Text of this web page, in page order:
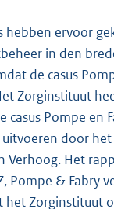
hebben ervoor
in den
de casus
Zorginstituut
casus Pompe en
door het
Verhoog. Het
Pompe & Fabry
het Zorginstituut